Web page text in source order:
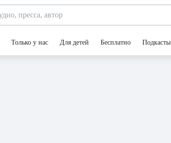
Только у нас Для детей Бесплатно Подкасты